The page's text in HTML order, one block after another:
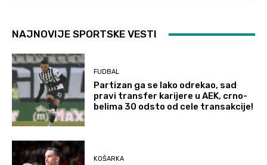
NAJNOVIJE SPORTSKE VESTI
FUDBAL
Partizan ga se lako odrekao, sad
pravi transfer karijere u AEK, crno-
belima 30 odsto od cele transakcije!
KOŠARKA